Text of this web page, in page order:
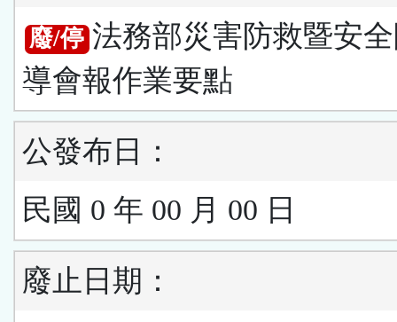
廢/停 法務部災害防救暨安
導會報作業要點
公發布日：
民國 0 年 00 月 00 日
廢止日期：